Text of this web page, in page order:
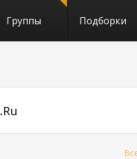
Группы Подборки